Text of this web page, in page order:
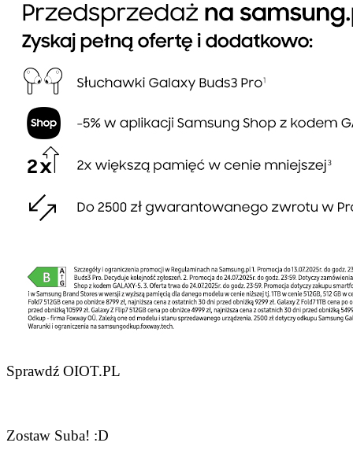
Sprawdź OIOT.PL
Zostaw Suba! :D